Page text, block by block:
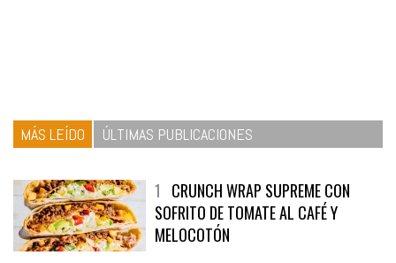
MÁS LEÍDO ÚLTIMAS PUBLICACIONES
1 CRUNCH WRAP SUPREME CON
SOFRITO DE TOMATE AL CAFÉ Y
MELOCOTÓN